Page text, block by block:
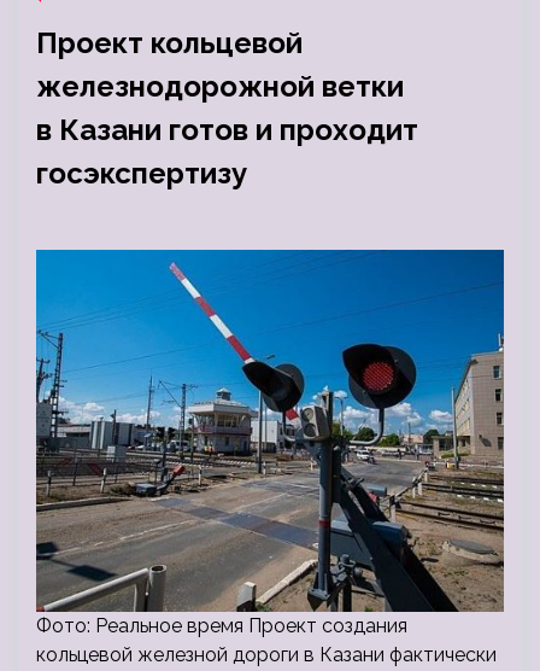
Проект кольцевой
железнодорожной ветки
в Казани готов и проходит
госэкспертизу
Фото: Реальное время Проект создания
кольцевой железной дороги в Казани фактически